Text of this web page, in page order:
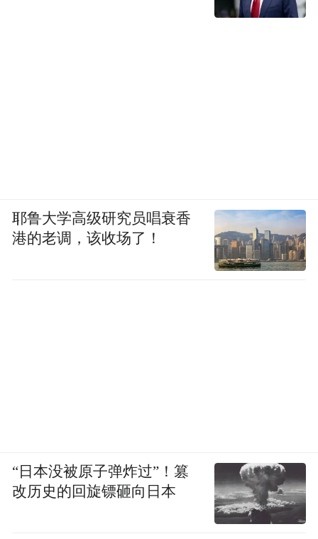
耶鲁大学高级研究员唱衰香
港的老调，该收场了！
“日本没被原子弹炸过”！篡
改历史的回旋镖砸向日本